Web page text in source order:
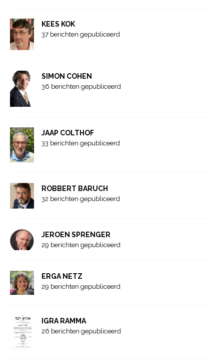
KEES KOK
37 berichten gepubliceerd
SIMON COHEN
36 berichten gepubliceerd
JAAP COLTHOF
33 berichten gepubliceerd
ROBBERT BARUCH
32 berichten gepubliceerd
JEROEN SPRENGER
29 berichten gepubliceerd
ERGA NETZ
29 berichten gepubliceerd
IGRA RAMMA
26 berichten gepubliceerd